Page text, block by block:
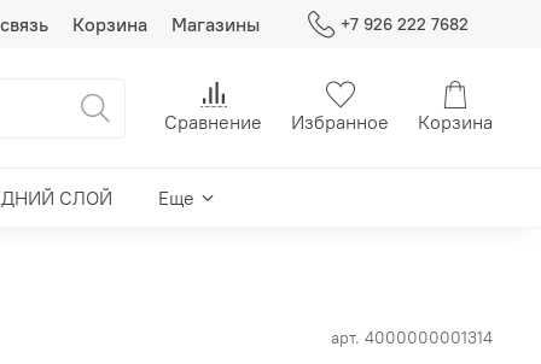
Корзина Магазины +7 926 222 7682
Сравнение Избранное Корзина
СЛОЙ Еще
арт. 4000000001314